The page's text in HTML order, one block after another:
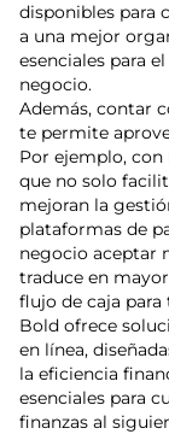
disponibles para
a una mejor
esenciales para
negocio.
Además, contar
te permite
Por ejemplo,
que no solo
mejoran la
plataformas de
negocio aceptar
traduce en
flujo de caja para
Bold ofrece
en línea,
la eficiencia
esenciales para
finanzas al